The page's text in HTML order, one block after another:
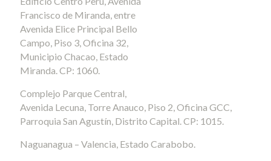
Francisco de Miranda, entre
Avenida Elice Principal Bello
Campo, Piso 3, Oficina 32,
Municipio Chacao, Estado
Miranda. CP: 1060.
Complejo Parque Central,
Avenida Lecuna, Torre Anauco, Piso 2, Oficina GCC,
Parroquia San Agustín, Distrito Capital. CP: 1015.
Naguanagua – Valencia, Estado Carabobo.